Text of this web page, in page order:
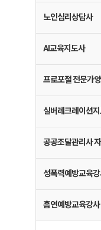
노인심리상담사
AI교육지도사
프로포절 전문가
실버레크레이션
공공조달관리사
성폭력예방교육
흡연예방교육강사